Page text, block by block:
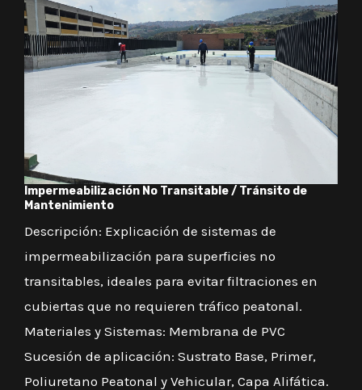
Impermeabilización No Transitable / Tránsito de
Mantenimiento
Descripción: Explicación de sistemas de
impermeabilización para superficies no
transitables, ideales para evitar filtraciones en
cubiertas que no requieren tráfico peatonal.
Materiales y Sistemas: Membrana de PVC
Sucesión de aplicación: Sustrato Base, Primer,
Poliuretano Peatonal y Vehicular, Capa Alifática.